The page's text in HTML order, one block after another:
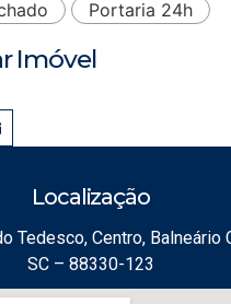
Portaria 24h
Imóvel
Localização
Tedesco, Centro, Balneário
SC – 88330-123